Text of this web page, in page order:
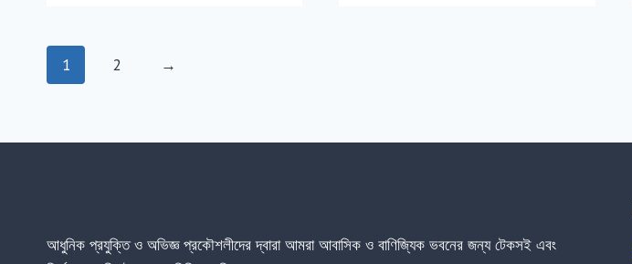
1 2 →
আধুনিক প্রযুক্তি ও অভিজ্ঞ প্রকৌশলীদের দ্বারা আমরা আবাসিক ও বাণিজ্যিক ভবনের জন্য টেকসই এবং